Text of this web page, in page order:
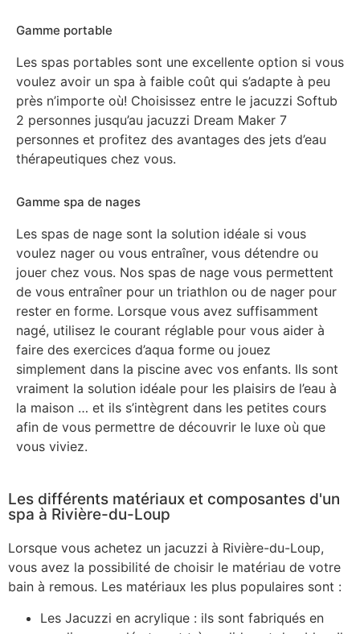
Gamme portable
Les spas portables sont une excellente option si vous
voulez avoir un spa à faible coût qui s’adapte à peu
près n’importe où! Choisissez entre le jacuzzi Softub
2 personnes jusqu’au jacuzzi Dream Maker 7
personnes et profitez des avantages des jets d’eau
thérapeutiques chez vous.
Gamme spa de nages
Les spas de nage sont la solution idéale si vous
voulez nager ou vous entraîner, vous détendre ou
jouer chez vous. Nos spas de nage vous permettent
de vous entraîner pour un triathlon ou de nager pour
rester en forme. Lorsque vous avez suffisamment
nagé, utilisez le courant réglable pour vous aider à
faire des exercices d’aqua forme ou jouez
simplement dans la piscine avec vos enfants. Ils sont
vraiment la solution idéale pour les plaisirs de l’eau à
la maison … et ils s’intègrent dans les petites cours
afin de vous permettre de découvrir le luxe où que
vous viviez.
Les différents matériaux et composantes d'un
spa à Rivière-du-Loup
Lorsque vous achetez un jacuzzi à Rivière-du-Loup,
vous avez la possibilité de choisir le matériau de votre
bain à remous. Les matériaux les plus populaires sont :
Les Jacuzzi en acrylique : ils sont fabriqués en